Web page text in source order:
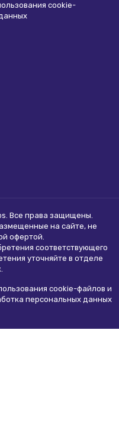
сookie-
Все права защищены.
на сайте, не
офертой.
соответствующего
уточняйте в отделе
сookie-файлов и
персональных данных